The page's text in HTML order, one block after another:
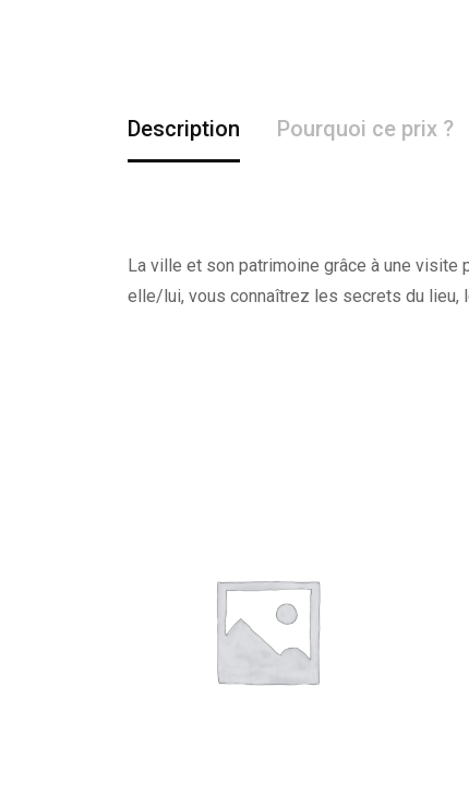
Description Pourquoi ce prix ?
La ville et son patrimoine grâce à une visite
elle/lui, vous connaîtrez les secrets du lieu,